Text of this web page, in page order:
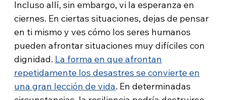
Incluso allí, sin embargo, vi la esperanza en
ciernes. En ciertas situaciones, dejas de pensar
en ti mismo y ves cómo los seres humanos
pueden afrontar situaciones muy difíciles con
dignidad. La forma en que afrontan
repetidamente los desastres se convierte en
una gran lección de vida. En determinadas